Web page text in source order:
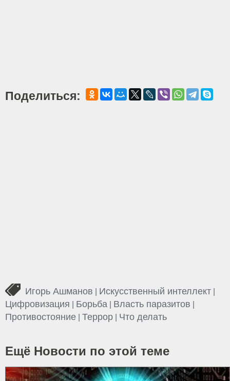
Поделиться:
Игорь Ашманов Искусственный интеллект
Цифровизация Борьба Власть паразитов
Противостояние Террор Что делать
Ещё Новости по этой теме